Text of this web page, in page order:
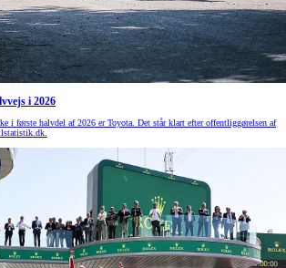
i 2026
i første halvdel af 2026 er Toyota. Det står klart efter offentliggørelsen af